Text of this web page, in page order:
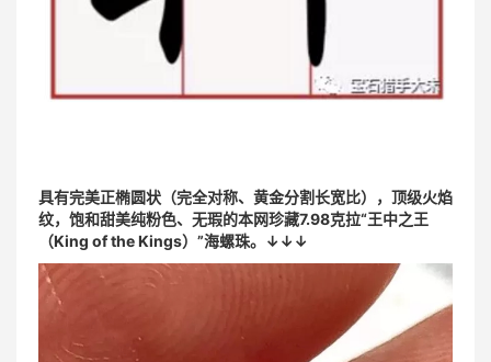
具有完美正椭圆状（完全对称、黄金分割长宽比），顶级火焰
纹，饱和甜美纯粉色、无瑕的本网珍藏7.98克拉“王中之王
（King of the Kings）”海螺珠。↓ ↓ ↓